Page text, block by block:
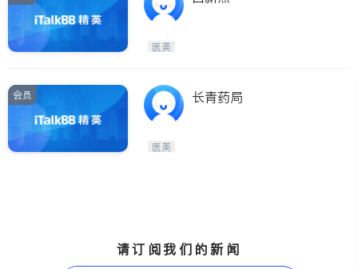
医美
会员 长青药局
医美
请订阅我们的新闻